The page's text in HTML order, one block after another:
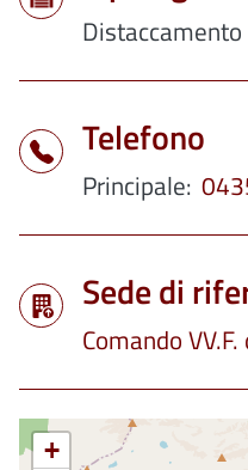
Distaccamento
Telefono
Principale
Sede di
Comando
+